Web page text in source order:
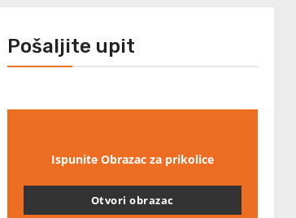
Pošaljite upit
Ispunite Obrazac za prikolice
Otvori obrazac